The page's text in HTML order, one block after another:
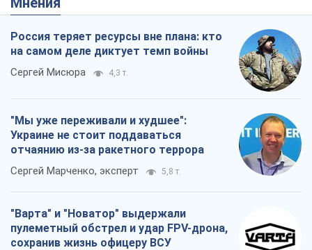
Россия теряет ресурсы вне плана: кто
на самом деле диктует темп войны
Сергей Мисюра 4,3 т.
"Мы уже переживали и худшее":
Украине не стоит поддаваться
отчаянию из-за ракетного террора
Сергей Марченко, эксперт 5,8 т.
"Варта" и "Новатор" выдержали
пулеметный обстрел и удар FPV-дрона,
сохранив жизнь офицеру ВСУ